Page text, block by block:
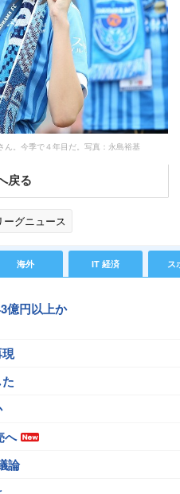
。今季で４年目だ。写真：永島裕基
戻る
グニュース
海外 IT 経済 ス
億円以上か
へ
論